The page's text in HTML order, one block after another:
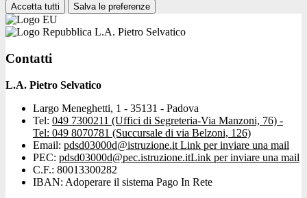
Accetta tutti Salva le preferenze
L.A. Pietro Selvatico
Contatti
L.A. Pietro Selvatico
Largo Meneghetti, 1 - 35131 - Padova
Tel: 049 7300211 (Uffici di Segreteria-Via Manzoni, 76) -
Tel: 049 8070781 (Succursale di via Belzoni, 126)
Email: pdsd03000d@istruzione.it Link per inviare una mail
PEC: pdsd03000d@pec.istruzione.itLink per inviare una mail
C.F.: 80013300282
IBAN: Adoperare il sistema Pago In Rete